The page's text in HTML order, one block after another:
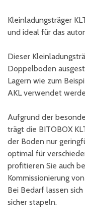
Kleinladungsträger
und ideal für das
Dieser
Doppelboden
Lagern wie zum
AKL verwendet
Aufgrund der
trägt die BITOBOX
der Boden nur
optimal für
profitieren Sie auch
Kommissionierung
Bei Bedarf lassen
sicher stapeln.